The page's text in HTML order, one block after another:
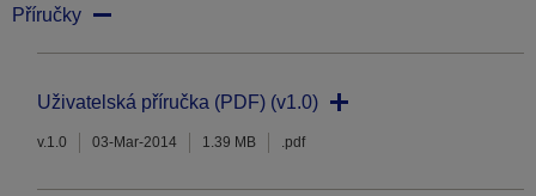
Příručky
Uživatelská příručka (PDF) (v1.0)
v.1.0 03-Mar-2014 1.39 MB .pdf